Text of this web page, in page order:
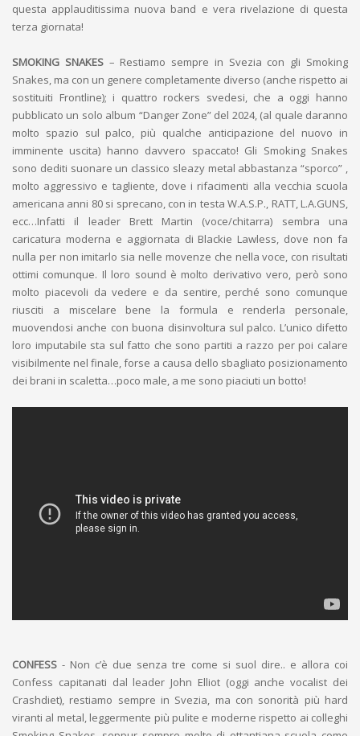
questa applauditissima nuova band e vera rivelazione di questa
terza giornata!
SMOKING SNAKES– Restiamo sempre in Svezia con gli Smoking
Snakes, ma con un genere completamente diverso (anche rispetto ai
sostituiti Frontline); i quattro rockers svedesi, che a oggi hanno
pubblicato un solo album “Danger Zone” del 2024, (al quale daranno
molto spazio sul palco, più qualche anticipazione del nuovo in
imminente uscita) hanno davvero spaccato! Gli Smoking Snakes
sono dediti suonare un classico sleazy metal abbastanza “sporco” ,
molto aggressivo e tagliente, dove i rifacimenti alla vecchia scuola
americana anni 80 si sprecano, con in testa W.A.S.P., RATT, L.A.GUNS,
ecc…Infatti il leader Brett Martin (voce/chitarra) sembra una
caricatura moderna e aggiornata di Blackie Lawless, dove non fa
nulla per non imitarlo sia nelle movenze che nella voce, con risultati
ottimi comunque. Il loro sound è molto derivativo vero, però sono
molto piacevoli da vedere e da sentire, perché sono comunque
riusciti a miscelare bene la formula e renderla personale,
muovendosi anche con buona disinvoltura sul palco. L’unico difetto
loro imputabile sta sul fatto che sono partiti a razzo per poi calare
visibilmente nel finale, forse a causa dello sbagliato posizionamento
dei brani in scaletta…poco male, a me sono piaciuti un botto!
CONFESS - Non c’è due senza tre come si suol dire.. e allora coi
Confess capitanati dal leader John Elliot (oggi anche vocalist dei
Crashdiet), restiamo sempre in Svezia, ma con sonorità più hard
viranti al metal, leggermente più pulite e moderne rispetto ai colleghi